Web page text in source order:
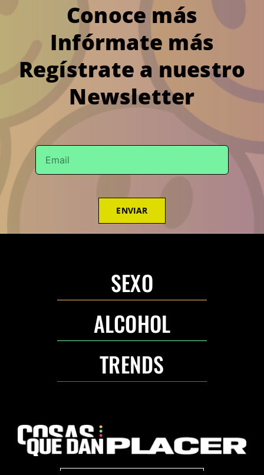
Conoce más
Infórmate más
Regístrate a nuestro
Newsletter
ENVIAR
SEXO
ALCOHOL
TRENDS